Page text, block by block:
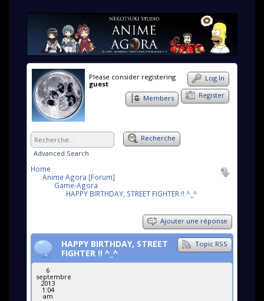
Please consider registering
guest
Log In
Register
Members
Recherche
Advanced Search
Home
Anime Agora [Forum]
Game-Agora
HAPPY BIRTHDAY, STREET FIGHTER !! ^_^
Ajouter une réponse
Topic RSS
HAPPY BIRTHDAY, STREET
FIGHTER !! ^_^
6
septembre
2013
1:04
am